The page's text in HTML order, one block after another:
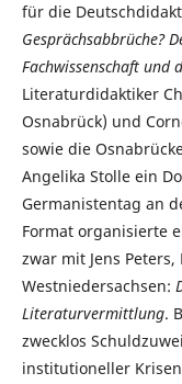
für die
Gesprächsabbrüche?
Fachwissenschaft und
Literaturdidaktiker
Osnabrück) und
sowie die
Angelika Stolle ein
Germanistentag an
Format organisierte
zwar mit Jens
Westniedersachsen:
Literaturvermittlung.
zwecklos
institutioneller